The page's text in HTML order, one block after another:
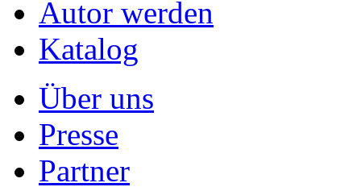
Autor werden
Katalog
Über uns
Presse
Partner